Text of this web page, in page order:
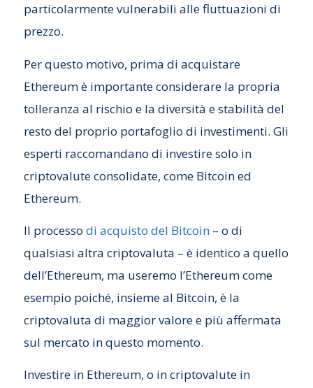
particolarmente vulnerabili alle fluttuazioni di
prezzo.
Per questo motivo, prima di acquistare
Ethereum è importante considerare la propria
tolleranza al rischio e la diversità e stabilità del
resto del proprio portafoglio di investimenti. Gli
esperti raccomandano di investire solo in
criptovalute consolidate, come Bitcoin ed
Ethereum.
Il processo di acquisto del Bitcoin– o di
qualsiasi altra criptovaluta – è identico a quello
dell’Ethereum, ma useremo l’Ethereum come
esempio poiché, insieme al Bitcoin, è la
criptovaluta di maggior valore e più affermata
sul mercato in questo momento.
Investire in Ethereum, o in criptovalute in